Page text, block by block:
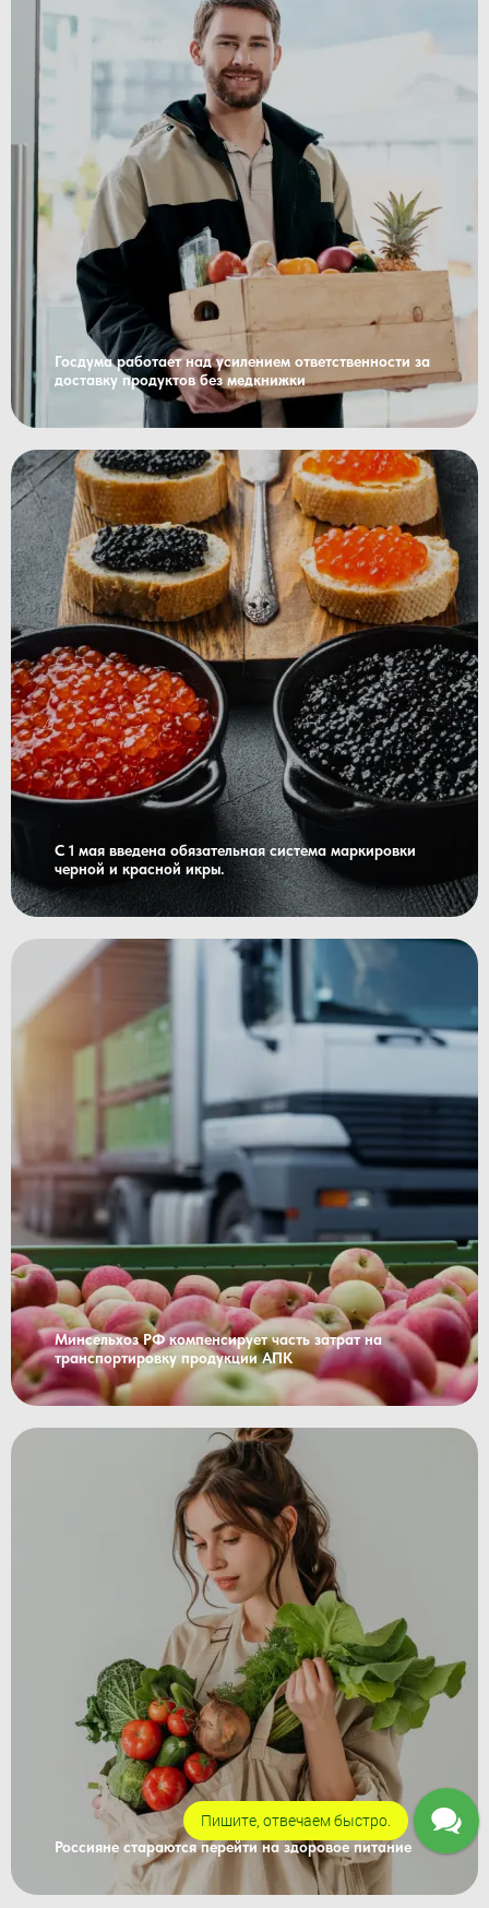
Госдума работает над усилением ответственности за
доставку продуктов без медкнижки
С 1 мая введена обязательная система маркировки
черной и красной икры.
Минсельхоз РФ компенсирует часть затрат на
транспортировку продукции АПК
Россияне стараются перейти на здоровое питание
Пишите, отвечаем быстро.